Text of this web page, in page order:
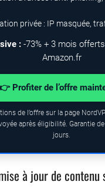
privée : IP masquée,
: -73% + 3 mois
Amazon.fr
👉 Profiter de l’offre
de l’offre sur la page
après éligibilité. Garantie
jours.
à jour de contenu